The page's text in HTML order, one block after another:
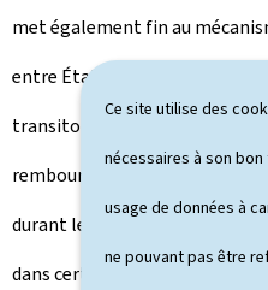
Ce site utilise des
nécessaires à son
usage de données à
ne pouvant pas être
met également fin au
entre États membres.
transitoire prévue dans la
remboursait à l'État de
durant les trois premiers mois
dans certaines situations.